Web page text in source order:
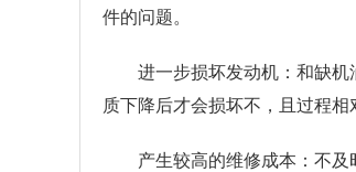
件的问题。
进一步损坏发动机：和缺
质下降后才会损坏不，且过程相
产生较高的维修成本：不